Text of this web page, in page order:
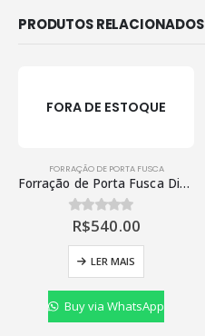
PRODUTOS RELACIONADOS
FORA DE ESTOQUE
FORRAÇÃO DE PORTA FUSCA
Forração de Porta Fusca Diant/Tras VW 78 Preto C/Jac
0de 5
R$540.00
LER MAIS
Buy via WhatsApp